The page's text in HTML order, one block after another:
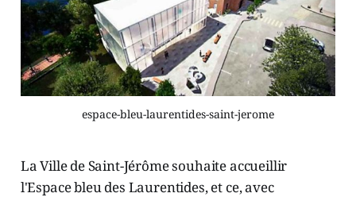
espace-bleu-laurentides-saint-jerome
La Ville de Saint-Jérôme souhaite accueillir
l'Espace bleu des Laurentides, et ce, avec